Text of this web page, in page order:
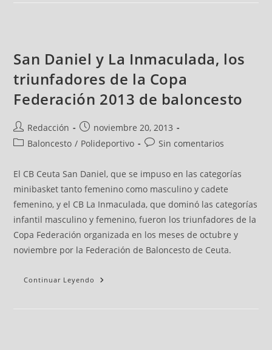
San Daniel y La Inmaculada, los
triunfadores de la Copa
Federación 2013 de baloncesto
Redacción
noviembre 20, 2013
Baloncesto / Polideportivo Sin comentarios
El CB Ceuta San Daniel, que se impuso en las categorías
minibasket tanto femenino como masculino y cadete
femenino, y el CB La Inmaculada, que dominó las categorías
infantil masculino y femenino, fueron los triunfadores de la
Copa Federación organizada en los meses de octubre y
noviembre por la Federación de Baloncesto de Ceuta.
Continuar Leyendo